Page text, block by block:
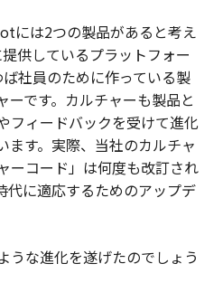
には2つの製品があると考え
供しているプラットフォー
社員のために作っている製
ーです。カルチャーも製品と
フィードバックを受けて進化
ます。実際、当社のカルチャ
ーコード」は何度も改訂され
代に適応するためのアップデ
うな進化を遂げたのでしょう